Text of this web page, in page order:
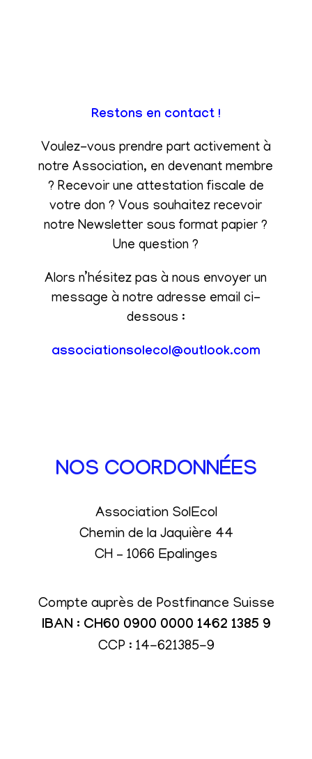
Restons en contact !
Voulez-vous prendre part activement à
notre Association, en devenant membre
? Recevoir une attestation fiscale de
votre don ? Vous souhaitez recevoir
notre Newsletter sous format papier ?
Une question ?
Alors n’hésitez pas à nous envoyer un
message à notre adresse email ci-
dessous :
associationsolecol@outlook.com
NOS COORDONNÉES
Association SolEcol
Chemin de la Jaquière 44
CH – 1066 Epalinges
Compte auprès de Postfinance Suisse
IBAN : CH60 0900 0000 1462 1385 9
CCP : 14-621385-9